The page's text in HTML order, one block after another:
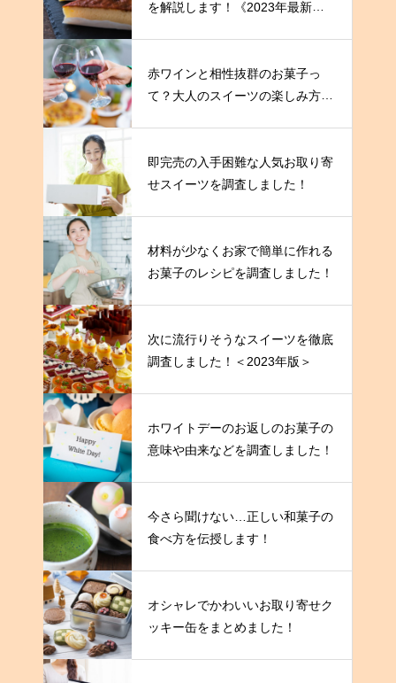
を解説します！《2023年最新
赤ワインと相性抜群のお菓子っ
て？大人のスイーツの楽しみ方を
即完売の入手困難な人気お取り寄
せスイーツを調査しました！
材料が少なくお家で簡単に作れる
お菓子のレシピを調査しました！
次に流行りそうなスイーツを徹底
調査しました！＜2023年版＞
ホワイトデーのお返しのお菓子の
意味や由来などを調査しました！
今さら聞けない…正しい和菓子の
食べ方を伝授します！
オシャレでかわいいお取り寄せク
ッキー缶をまとめました！